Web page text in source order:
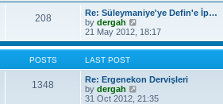
t
p
o
s
a
t
e
s
t
p
o
s
t
w
t
h
l
t
e
t
208
Re: Süleymaniye'ye Defin'e İp…
by dergah
e
w
h
e
a
21 May 2012, 18:17
POSTS LAST POST
1348
Re: Ergenekon Dervişleri
by dergah
i
31 Oct 2012, 21:35